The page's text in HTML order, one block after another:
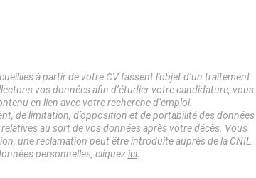
à partir de votre CV fassent l’objet d’un traitement
vos données afin d’étudier votre candidature, vous
en lien avec votre recherche d’emploi.
de limitation, d’opposition et de portabilité des données
au sort de vos données après votre décès. Vous
une réclamation peut être introduite auprès de la CNIL.
personnelles, cliquezici.